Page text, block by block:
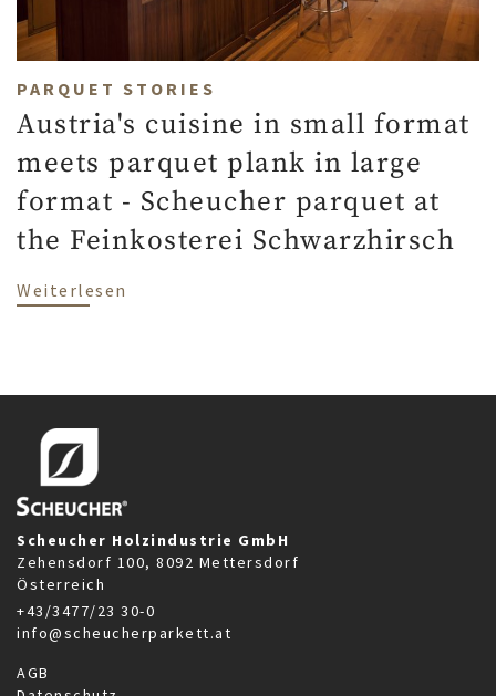
PARQUET STORIES
Austria's cuisine in small format
meets parquet plank in large
format - Scheucher parquet at
the Feinkosterei Schwarzhirsch
Weiterlesen
Scheucher Holzindustrie GmbH
Zehensdorf 100, 8092 Mettersdorf
Österreich
+43/3477/23 30-0
info@scheucherparkett.at
AGB